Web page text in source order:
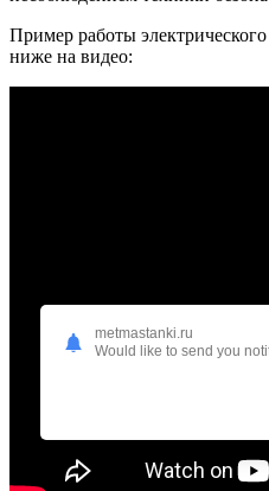
Пример работы
ниже на видео:
metmastanki.ru
Would like to send you